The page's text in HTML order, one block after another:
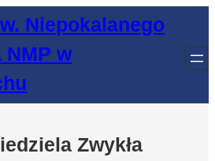
Niepokalanego
NMP w
Zwykła